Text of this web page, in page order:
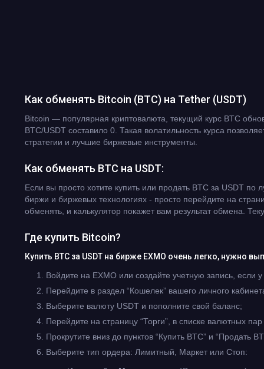
Как обменять Bitcoin (BTC) на Tether (USDT)
Bitcoin — популярная криптовалюта, текущий курс BTC
BTC/USDT составило 0. Такая волатильность курса
стратегии и лучшие биржевые инструменты.
Как обменять BTC на USDT:
Если вы просто хотите купить или продать BTC за USDT
биржи и биржевых технологиях - просто перейдите на
обменять, и калькулятор покажет вам результат обмена.
Где купить Bitcoin?
Купить BTC за USDT на бирже EXMO очень легко, нужно
Войдите на EXMO или создайте учетную запись, если
Перейдите в раздел “Кошелек” вашего личного
Выберите валюту USDT и пополните свой баланс;
Перейдите на страницу “Торги”, в списке валютных
Прокрутите вниз до пунктов “Купить BTC” и “Продать
Выберите тип ордера: Лимитный, Маркет или Стоп: